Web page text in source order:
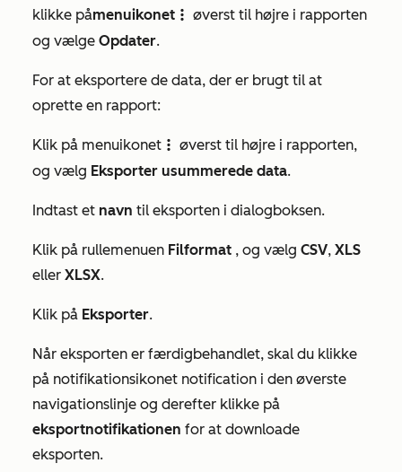
klikke påmenuikonet verticalMenu
øverst til højre i rapporten
og vælge Opdater.
For at eksportere de data, der er brugt til at
oprette en rapport:
Klik på menuikonet verticalMenu
øverst til højre i rapporten,
og vælg Eksporter usummerede data.
Indtast et navn til eksporten i dialogboksen.
Klik på rullemenuen Filformat , og vælg CSV, XLS
eller XLSX.
Klik på Eksporter.
Når eksporten er færdigbehandlet, skal du klikke
på notifikationsikonet notification i den øverste
navigationslinje og derefter klikke på
eksportnotifikationen for at downloade
eksporten.